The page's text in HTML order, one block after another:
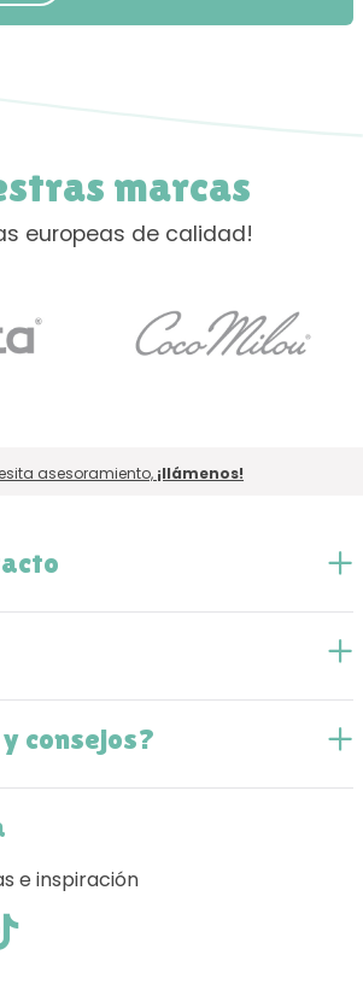
marcas
europeas de calidad!
asesoramiento, ¡llámenos!
consejos?
e inspiración